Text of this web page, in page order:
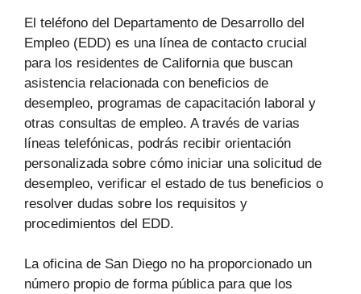
El teléfono del Departamento de Desarrollo del
Empleo (EDD) es una línea de contacto crucial
para los residentes de California que buscan
asistencia relacionada con beneficios de
desempleo, programas de capacitación laboral y
otras consultas de empleo. A través de varias
líneas telefónicas, podrás recibir orientación
personalizada sobre cómo iniciar una solicitud de
desempleo, verificar el estado de tus beneficios o
resolver dudas sobre los requisitos y
procedimientos del EDD.
La oficina de San Diego no ha proporcionado un
número propio de forma pública para que los